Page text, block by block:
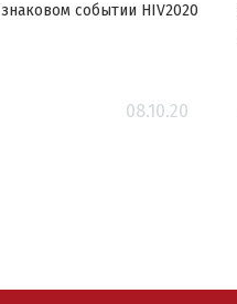
событии HIV2020
08.10.20
Читать больше